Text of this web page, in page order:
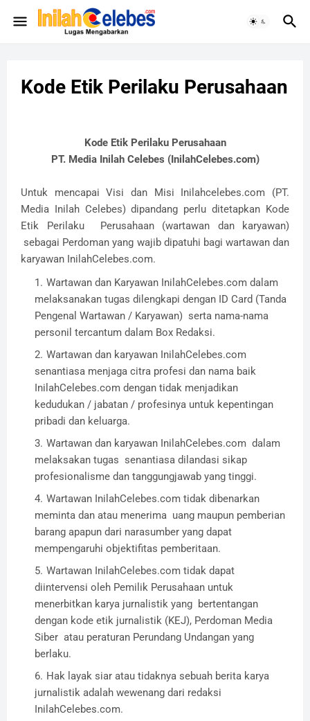
Kode Etik Perilaku Perusahaan
Kode Etik Perilaku Perusahaan
PT. Media Inilah Celebes (InilahCelebes.com)
Untuk mencapai Visi dan Misi Inilahcelebes.com (PT.
Media Inilah Celebes) dipandang perlu ditetapkan Kode
Etik Perilaku Perusahaan (wartawan dan karyawan)
sebagai Perdoman yang wajib dipatuhi bagi wartawan dan
karyawan InilahCelebes.com.
Wartawan dan Karyawan InilahCelebes.com dalam
melaksanakan tugas dilengkapi dengan ID Card (Tanda
Pengenal Wartawan / Karyawan) serta nama-nama
personil tercantum dalam Box Redaksi.
Wartawan dan karyawan InilahCelebes.com
senantiasa menjaga citra profesi dan nama baik
InilahCelebes.com dengan tidak menjadikan
kedudukan / jabatan / profesinya untuk kepentingan
pribadi dan keluarga.
Wartawan dan karyawan InilahCelebes.com dalam
melaksakan tugas senantiasa dilandasi sikap
profesionalisme dan tanggungjawab yang tinggi.
Wartawan InilahCelebes.com tidak dibenarkan
meminta dan atau menerima uang maupun pemberian
barang apapun dari narasumber yang dapat
mempengaruhi objektifitas pemberitaan.
Wartawan InilahCelebes.com tidak dapat
diintervensi oleh Pemilik Perusahaan untuk
menerbitkan karya jurnalistik yang bertentangan
dengan kode etik jurnalistik (KEJ), Perdoman Media
Siber atau peraturan Perundang Undangan yang
berlaku.
Hak layak siar atau tidaknya sebuah berita karya
jurnalistik adalah wewenang dari redaksi
InilahCelebes.com.